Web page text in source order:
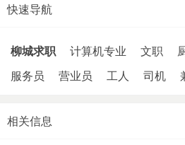
快速导航
柳城求职 计算机专业 文职
服务员
营业员 工人 司机
相关信息